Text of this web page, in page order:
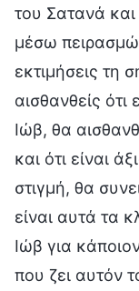
του Σατανά
μέσω
εκτιμήσεις τη
αισθανθείς
Ιώβ, θα
και ότι είναι
στιγμή, θα
είναι αυτά τα
Ιώβ για
που ζει αυτόν